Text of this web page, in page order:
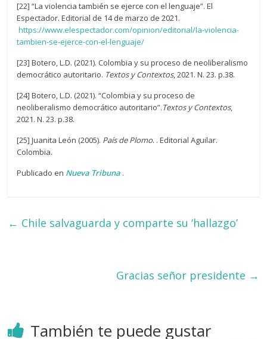
[22] “La violencia también se ejerce con el lenguaje”. El
Espectador. Editorial de 14 de marzo de 2021.
https://www.elespectador.com/opinion/editorial/la-violencia-
tambien-se-ejerce-con-el-lenguaje/
[23] Botero, L.D. (2021). Colombia y su proceso de neoliberalismo
democrático autoritario. Textos y Contextos, 2021. N. 23. p.38.
[24] Botero, L.D. (2021). “Colombia y su proceso de
neoliberalismo democrático autoritario”.Textos y Contextos,
2021. N. 23. p.38.
[25] Juanita León (2005). País de Plomo. . Editorial Aguilar.
Colombia.
Publicado en Nueva Tribuna .
← Chile salvaguarda y comparte su ‘hallazgo’
Gracias señor presidente →
También te puede gustar